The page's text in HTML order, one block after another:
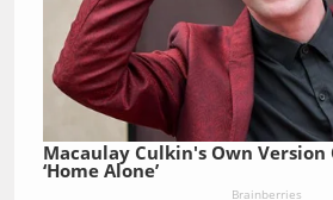
Macaulay Culkin's Own Version
‘Home Alone’
Brainberries